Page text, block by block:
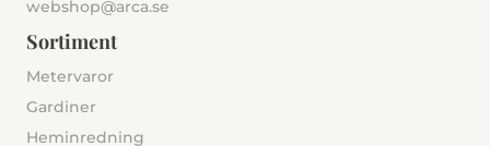
webshop@arca.se
Sortiment
Metervaror
Gardiner
Heminredning